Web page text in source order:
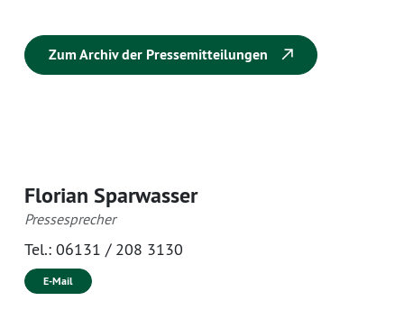
Zum Archiv der Pressemitteilungen
Florian Sparwasser
Pressesprecher
Tel.: 06131 / 208 3130
E-Mail